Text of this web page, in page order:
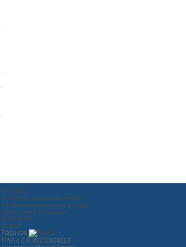
Chi siamo
Condizioni generali di vendita
Informativa sulla privacy e cookie
Spedizione e Consegna
Dove siamo
Contatti
Paga con
P.IVA e C.F. 00210820213